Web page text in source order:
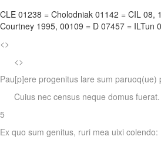
CLE 01238 = Cholodniak 01142 = CIL 08,
Courtney 1995, 00109 = D 07457 = ILTun
<>
<>
Pau[p]ere progenitus lare sum paruoq(ue)
Cuius nec census neque domus fuerat.
5
Ex quo sum genitus, ruri mea uixi colendo: